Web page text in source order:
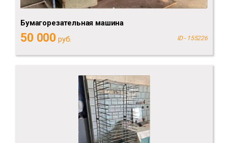
Бумагорезательная машина
50 000 руб. ID - 155226